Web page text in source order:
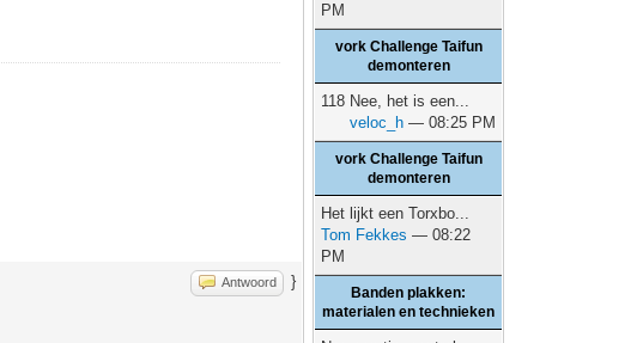
Antwoord }
PM
vork Challenge Taifun
demonteren
118 Nee, het is een...
veloc_h — 08:25 PM
vork Challenge Taifun
demonteren
Het lijkt een Torxbo...
Tom Fekkes — 08:22
PM
Banden plakken:
materialen en technieken